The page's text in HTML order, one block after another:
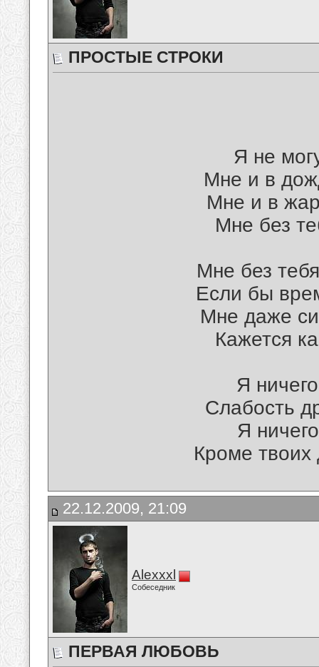
ПРОСТЫЕ СТРОКИ
Я не
Мне и в
Мне и в
Мне без
Мне без
Если бы
Мне даже
Кажется
Я
Слабость
Я
Кроме твоих
22.12.2009, 21:09
Alexxxl
Собеседник
ПЕРВАЯ ЛЮБОВЬ